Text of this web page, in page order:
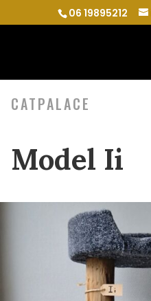
06 19895212
CATPALACE
Model Ii